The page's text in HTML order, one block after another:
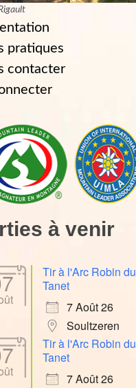
pratiques
contacter
à venir
Tir à l'Arc Robin du
Tanet
7 Août 26
Soultzeren
Tir à l'Arc Robin du
Tanet
7 Août 26